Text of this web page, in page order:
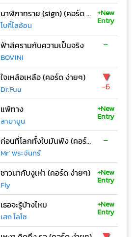
นาฬิกาทราย (sign) (คอร์ด ง่ายๆ)
โบกี้ไลอ้อน
+New
Entry
ฟ้าสีครามกับความเป็นจริง
BOVINI
-
ใจเหลือเหลือ (คอร์ด ง่ายๆ)
Dr.Fuu
▼
-6
แพ้ทาง
ลาบานูน
+New
Entry
ก่อนที่โลกทั้งใบมันพัง (คอร์ด ง่ายๆ)
Mr’ พระจันทร์
-
ชาวนากับงูเห่า (คอร์ด ง่ายๆ)
Fly
+New
Entry
เธอจะรู้บ้างไหม
เสก โลโซ
+New
Entry